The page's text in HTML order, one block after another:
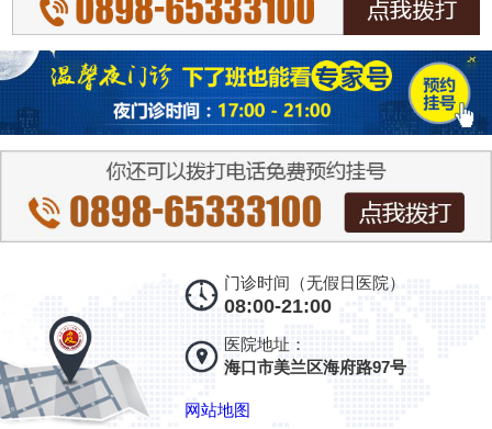
门诊时间（无假日医院）
08:00-21:00
医院地址：
海口市美兰区海府路97号
网站地图